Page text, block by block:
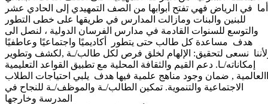
في الرياض فهي تفتح أبوابها من الصف التمهيدي إلى الحادي عشر
للبنين والبنات ومازالت المدارس في طريقها على خطى التطور
والتوسع للسنوات القادمة في مدارس الفرسان الدولية ، لنصل الى
هدف مساعدة كل طالب حتى يتطور أكاديميًا واجتماعيًا وعاطفيًا
نسعى لتحقيق: الإلهام لخلق فرص لكل طالب/ـة ,لكشف وتطوير
إمكاناته/ـا. دعم القيم والثقافة المحلية مع تطبيق القواعد التعليمية
االعالمية , ضمان وجود مناهج علمية فيها هدف يلبي احتياجات الطلاب
الاجتماعية والتنموية. تمكين الطالب/ـة والموظف/ـة للنجاح في
المدرسة وخارجها